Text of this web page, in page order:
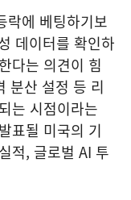
락에 베팅하기보
데이터를 확인하
다는 의견이 힘
분산 설정 등 리
는 시점이라는
표될 미국의 기
적, 글로벌 AI 투